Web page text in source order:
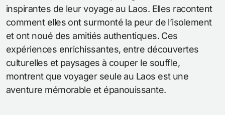
inspirantes de leur voyage au Laos. Elles racontent
comment elles ont surmonté la peur de l’isolement
et ont noué des amitiés authentiques. Ces
expériences enrichissantes, entre découvertes
culturelles et paysages à couper le souffle,
montrent que voyager seule au Laos est une
aventure mémorable et épanouissante.